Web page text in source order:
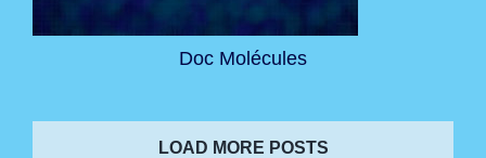
Doc Molécules
LOAD MORE POSTS